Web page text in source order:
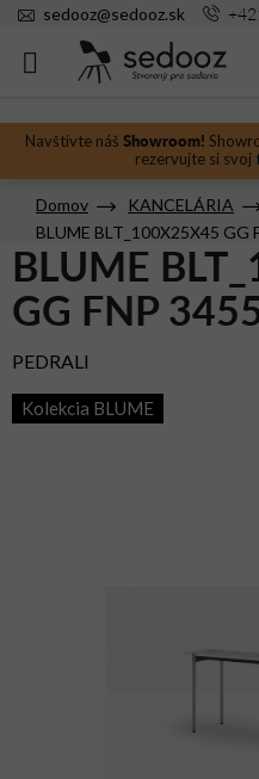
Prejsť
Navštívte náš Showroom!
rezervujte si svoj
sedooz@sedooz.sk
Domov KANCELÁRIA
BLUME BLT_100X25X45 GG
BLUME
GG FNP
PEDRALI
Kolekcia BLUME